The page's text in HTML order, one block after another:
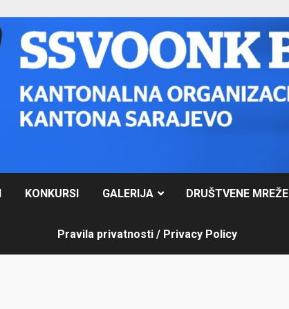
KONKURSI GALERIJA DRUŠTVENE MREŽE
Pravila privatnosti / Privacy Policy